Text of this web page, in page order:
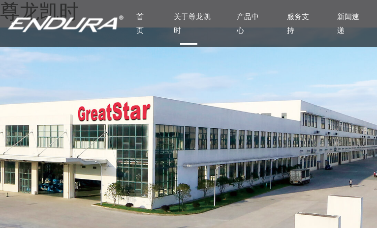
尊龙凯时
首
页
关于尊龙凯
时
产品中
心
服务支
持
新闻速
递